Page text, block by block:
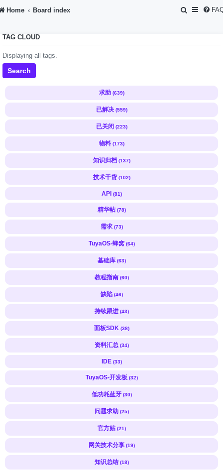
Home Board index
S
TAG CLOUD
Displaying all tags.
Search
求助 (639)
已解决 (559)
已关闭 (223)
物料 (173)
知识归档 (137)
技术干货 (102)
API (81)
精华帖 (78)
需求 (73)
TuyaOS-蜂窝 (64)
基础库 (63)
教程指南 (60)
缺陷 (46)
持续跟进 (43)
面板SDK (38)
资料汇总 (34)
IDE (33)
TuyaOS-开发板 (32)
低功耗蓝牙 (30)
问题求助 (25)
官方贴 (21)
网关技术分享 (19)
知识总结 (18)